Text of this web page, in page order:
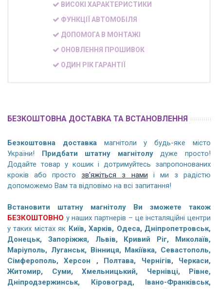
ВИСОКІ ХАРАКТЕРИСТИКИ
ФУНКЦІЇ АВТОМОБІЛЯ
ДОПОМОГА В МОНТАЖІ
ОНОВЛЕННЯ ПРОШИВОК
ОДИН РІК ГАРАНТІЇ
БЕЗКОШТОВНА ДОСТАВКА ТА ВСТАНОВЛЕННЯ
Безкоштовна доставкамагнітоли у будь-яке місто
України! Придбати штатну магнітолудуже просто!
Додайте товар у кошик і дотримуйтесь запропонованих
кроків або просто зв'яжіться з нами і ми з радістю
допоможемо Вам та відповімо на всі запитання!
Встановити штатну магнітолу Ви зможете також
БЕЗКОШТОВНО у наших партнерів – це інсталяційні центри
у таких містах як Київ, Харків, Одеса, Дніпропетровськ,
Донецьк, Запоріжжя, Львів, Кривий Ріг, Миколаїв,
Маріуполь, Луганськ, Вінниця, Макіївка, Севастополь,
Сімферополь, Херсон , Полтава, Чернігів, Черкаси,
Житомир, Суми, Хмельницький, Чернівці, Рівне,
Дніпродзержинськ, Кіровоград, Івано-Франківськ,